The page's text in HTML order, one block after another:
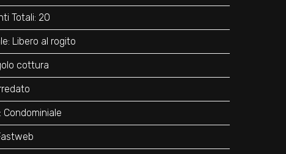
Totali: 20
Libero al rogito
cottura
Condominiale